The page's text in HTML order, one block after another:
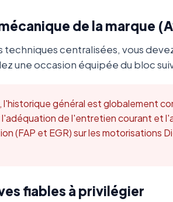
de la marque
techniques centralisées, vous
une occasion équipée du bloc
général est globalement
de l'entretien courant et
(FAP et EGR) sur les motorisations
fiables à privilégier